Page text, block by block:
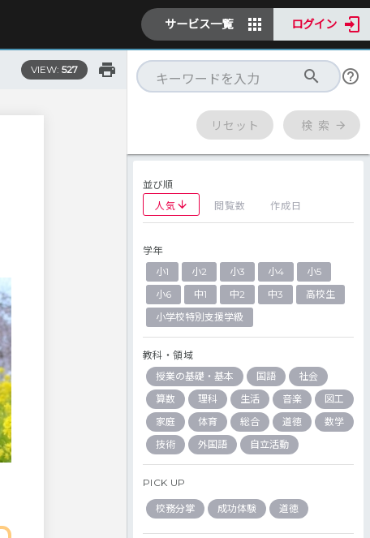
サービス一覧 ログイン
VIEW: 527
リセット 検 索
並び順
人気
閲覧数 作成日
学年
小1
小2 小3 小4
小5
小6
中1 中2 中3
高校生
小学校特別支援学級
教科・領域
授業の基礎・基本
国語
社会
算数
理科 生活 音楽
図工
家庭
体育 総合 道徳
数学
技術
外国語 自立活動
PICK UP
校務分掌 成功体験 道徳